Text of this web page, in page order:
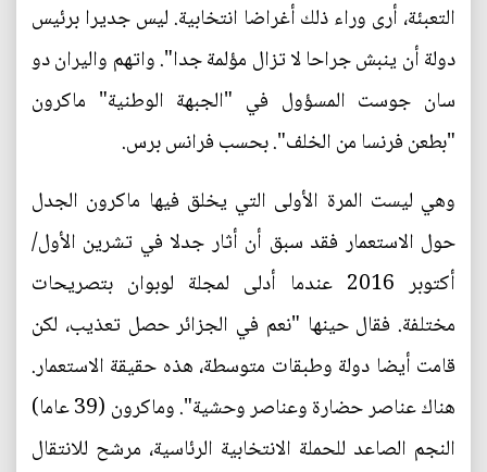
التعبئة، أرى وراء ذلك أغراضا انتخابية. ليس جديرا برئيس
دولة أن ينبش جراحا لا تزال مؤلمة جدا". واتهم واليران دو
سان جوست المسؤول في "الجبهة الوطنية" ماكرون
"بطعن فرنسا من الخلف". بحسب فرانس برس.
وهي ليست المرة الأولى التي يخلق فيها ماكرون الجدل
حول الاستعمار فقد سبق أن أثار جدلا في تشرين الأول/
أكتوبر 2016 عندما أدلى لمجلة لوبوان بتصريحات
مختلفة. فقال حينها "نعم في الجزائر حصل تعذيب، لكن
قامت أيضا دولة وطبقات متوسطة، هذه حقيقة الاستعمار.
هناك عناصر حضارة وعناصر وحشية". وماكرون (39 عاما)
النجم الصاعد للحملة الانتخابية الرئاسية، مرشح للانتقال